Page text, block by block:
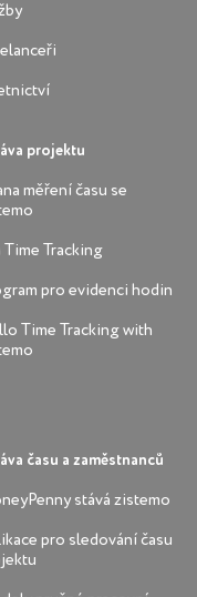
projektu
měření času se
Time Tracking
pro evidenci hodin
Time Tracking with
času a zaměstnanců
stává zistemo
pro sledování času